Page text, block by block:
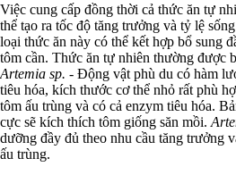
Việc cung cấp đồng thời cả thức ăn tự
thể tạo ra tốc độ tăng trưởng và tỷ lệ
loại thức ăn này có thể kết hợp bổ sung
tôm cần. Thức ăn tự nhiên thường được
Artemia sp. - Động vật phù du có hàm
tiêu hóa, kích thước cơ thể nhỏ rất phù
tôm ấu trùng và có cả enzym tiêu hóa.
cực sẽ kích thích tôm giống săn mồi.
dưỡng đầy đủ theo nhu cầu tăng trưởng
ấu trùng.